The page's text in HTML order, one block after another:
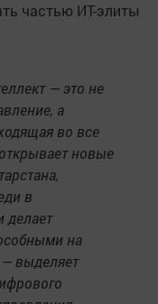
частью ИТ-элиты
— это не
а
во все
новые
в
делает
на
выделяет